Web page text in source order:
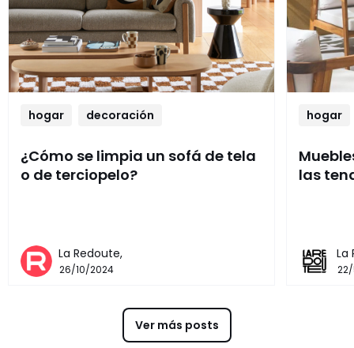
hogar decoración
¿Cómo se limpia un sofá de tela
o de terciopelo?
La Redoute,
26/10/2024
hogar
las
La
Ver más posts